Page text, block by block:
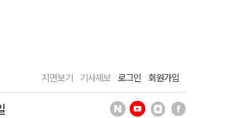
지면보기 기사제보 로그인 회원가입